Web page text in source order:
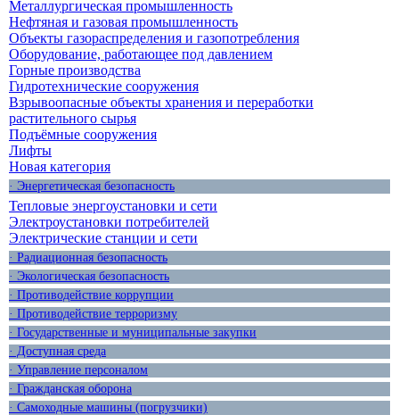
Металлургическая промышленность
Нефтяная и газовая промышленность
Объекты газораспределения и газопотребления
Оборудование, работающее под давлением
Горные производства
Гидротехнические сооружения
Взрывоопасные объекты хранения и переработки
растительного сырья
Подъёмные сооружения
Лифты
Новая категория
· Энергетическая безопасность
Тепловые энергоустановки и сети
Электроустановки потребителей
Электрические станции и сети
· Радиационная безопасность
· Экологическая безопасность
· Противодействие коррупции
· Противодействие терроризму
· Государственные и муниципальные закупки
· Доступная среда
· Управление персоналом
· Гражданская оборона
· Самоходные машины (погрузчики)